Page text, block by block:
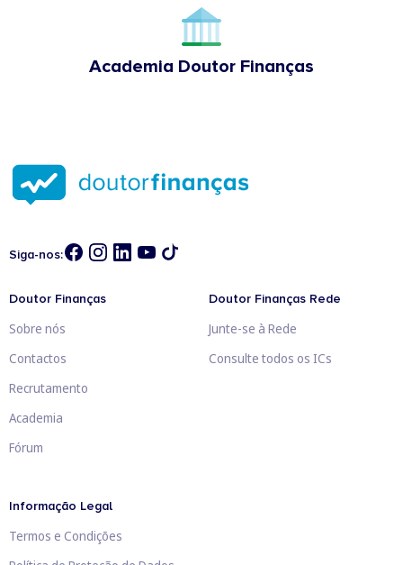
Academia Doutor Finanças
Siga-nos:
Doutor Finanças
Sobre nós
Contactos
Recrutamento
Academia
Fórum
Doutor Finanças Rede
Junte-se à Rede
Consulte todos os ICs
Informação Legal
Termos e Condições